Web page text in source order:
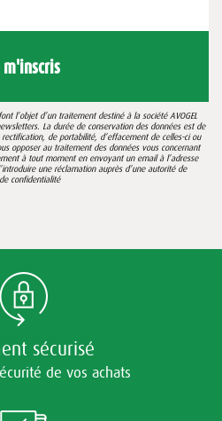
m'inscris
l’objet d’un traitement destiné à la société AVOGEL
La durée de conservation des données est de
rectification, de portabilité, d’effacement de celles-ci ou
opposer au traitement des données vous concernant
à tout moment en envoyant un email à l’adresse
une réclamation auprès d’une autorité de
confidentialité
sécurisé
de vos achats